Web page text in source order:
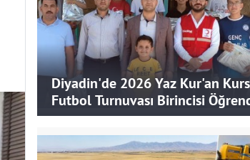
Diyadin'de 2026 Yaz Kur'an
Futbol Turnuvası Birincisi
Hediye